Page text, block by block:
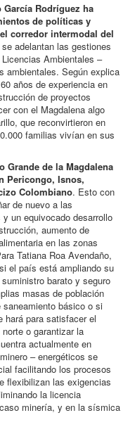
Rodríguez ha
de políticas y
corredor intermodal del
adelantan las gestiones
Ambientales –
ambientales. Según explica
años de experiencia en
de proyectos
con el Magdalena algo
que reconvirtieron en
familias vivían en sus
Grande de la Magdalena
Pericongo, Isnos,
Colombiano. Esto con
de nuevo a las
un equivocado desarrollo
aumento de
en las zonas
Tatiana Roa Avendaño,
el país está ampliando su
barato y seguro
masas de población
básico o si
hará para satisfacer el
o garantizar la
actualmente en
– energéticos se
facilitando los procesos
flexibilizan las exigencias
la licencia
minería, y en la sísmica